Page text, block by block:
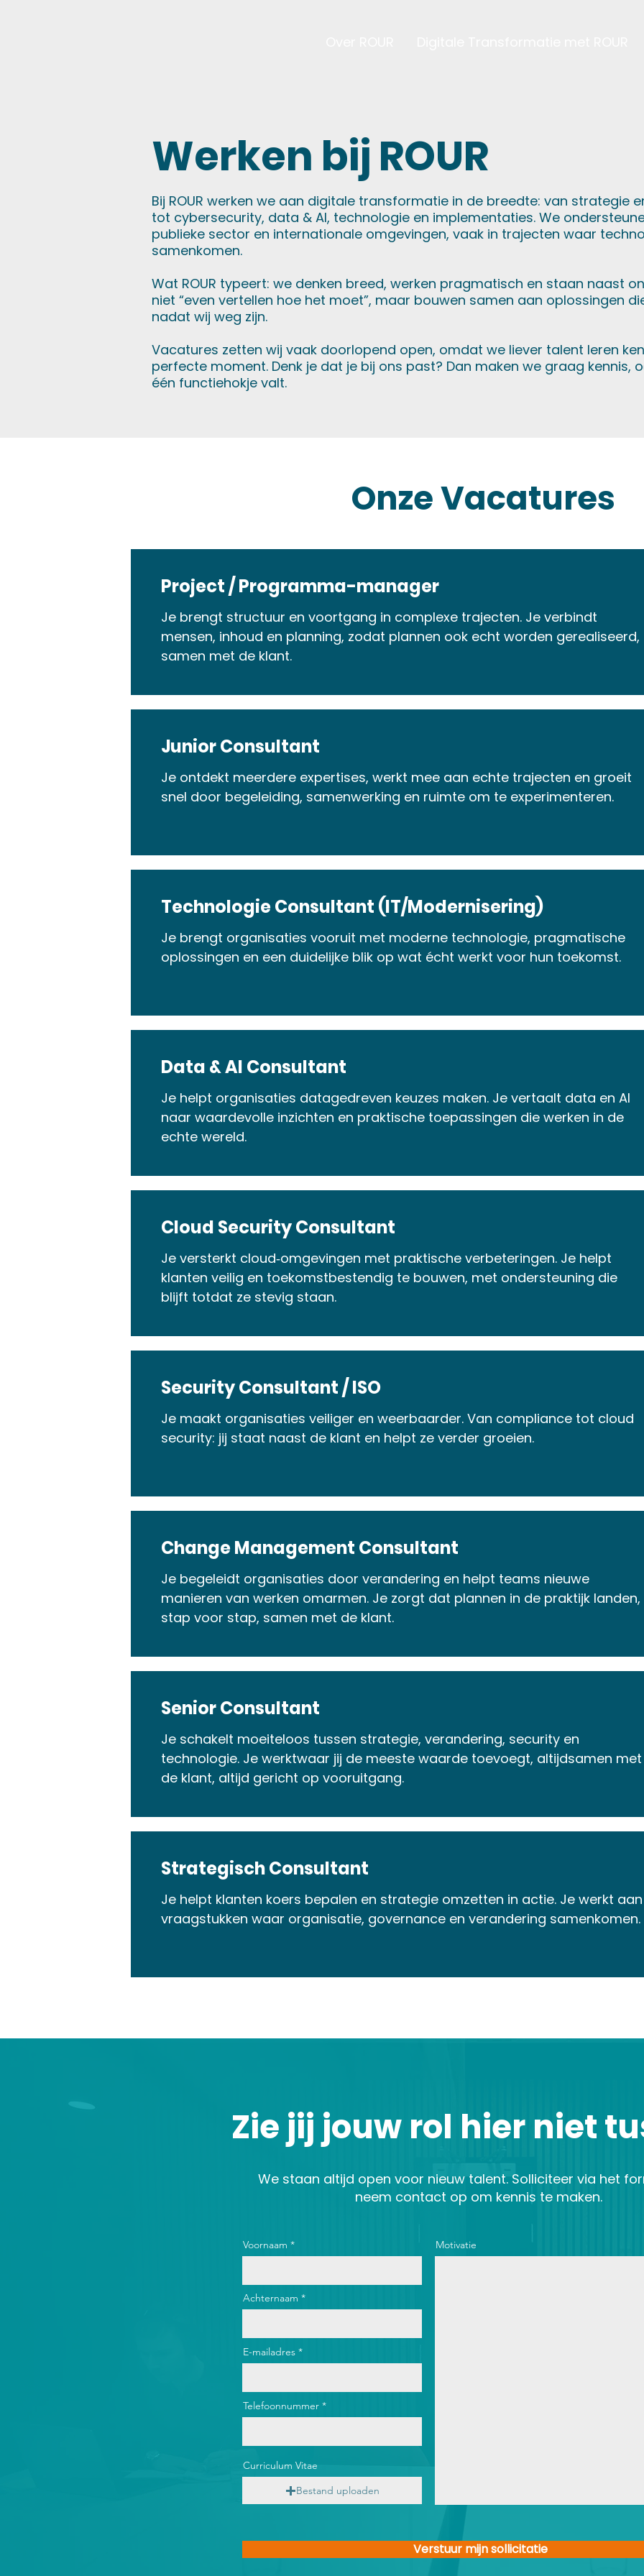
Werken bij ROUR
Bij ROUR werken we aan digitale transformatie in de breedte: van strategie
tot cybersecurity, data & AI, technologie en implementaties. We
publieke sector en internationale omgevingen, vaak in trajecten waar
samenkomen.
Wat ROUR typeert: we denken breed, werken pragmatisch en staan naast
niet “even vertellen hoe het moet”, maar bouwen samen aan oplossingen
nadat wij weg zijn.
Vacatures zetten wij vaak doorlopend open, omdat we liever talent leren
perfecte moment. Denk je dat je bij ons past? Dan maken we graag kennis,
één functiehokje valt.
Onze Vacatures
Project / Programma-manager
Je brengt structuur en voortgang in complexe trajecten. Je verbindt
mensen, inhoud en planning, zodat plannen ook echt worden gerealiseerd,
samen met de klant.
Junior Consultant
Je ontdekt meerdere expertises, werkt mee aan echte trajecten en groeit
snel door begeleiding, samenwerking en ruimte om te experimenteren.
Technologie Consultant (IT/Modernisering)
Je brengt organisaties vooruit met moderne technologie, pragmatische
oplossingen en een duidelijke blik op wat écht werkt voor hun toekomst.
Data & AI Consultant
Je helpt organisaties datagedreven keuzes maken. Je vertaalt data en AI
naar waardevolle inzichten en praktische toepassingen die werken in de
echte wereld.
Cloud Security Consultant
Je versterkt cloud‑omgevingen met praktische verbeteringen. Je helpt
klanten veilig en toekomstbestendig te bouwen, met ondersteuning die
blijft totdat ze stevig staan.
Security Consultant / ISO
Je maakt organisaties veiliger en weerbaarder. Van compliance tot cloud
security: jij staat naast de klant en helpt ze verder groeien.
Change Management Consultant
Je begeleidt organisaties door verandering en helpt teams nieuwe
manieren van werken omarmen. Je zorgt dat plannen in de praktijk landen,
stap voor stap, samen met de klant.
Senior Consultant
Je schakelt moeiteloos tussen strategie, verandering, security en
technologie. Je werktwaar jij de meeste waarde toevoegt, altijdsamen met
de klant, altijd gericht op vooruitgang.
Strategisch Consultant
Je helpt klanten koers bepalen en strategie omzetten in actie. Je werkt aan
vraagstukken waar organisatie, governance en verandering samenkomen.
Zie jij jouw rol hier niet
We staan altijd open voor nieuw talent. Solliciteer via het
neem contact op om kennis te maken.
Voornaam
Achternaam
E-mailadres
Telefoonnummer
Curriculum Vitae
Bestand uploaden
Motivatie
Verstuur mijn sollicitatie